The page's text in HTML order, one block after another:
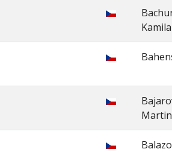
Kamila